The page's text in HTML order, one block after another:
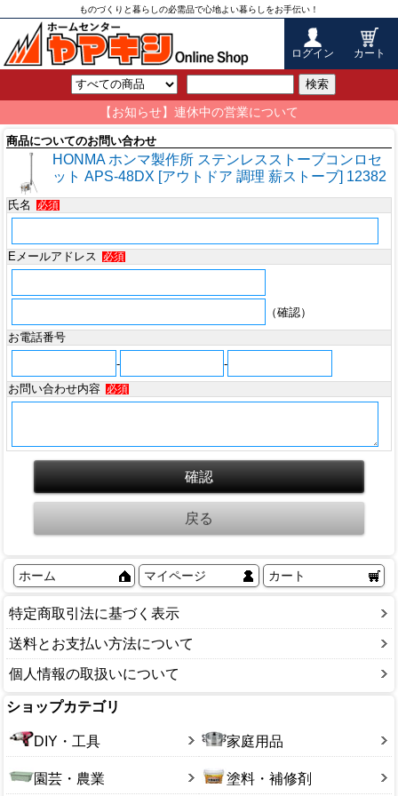
ものづくりと暮らしの必需品で心地よい暮らしをお手伝い！
ログイン カート
検索
【お知らせ】連休中の営業について
商品についてのお問い合わせ
HONMA ホンマ製作所 ステンレスストーブコンロセ
ット APS-48DX [アウトドア 調理 薪ストーブ] 12382
氏名 必須
Eメールアドレス 必須
（確認）
お電話番号
-
-
お問い合わせ内容
必須
ホーム マイページ カート
特定商取引法に基づく表示
送料とお支払い方法について
個人情報の取扱いについて
ショップカテゴリ
DIY・工具 家庭用品
園芸・農業 塗料・補修剤